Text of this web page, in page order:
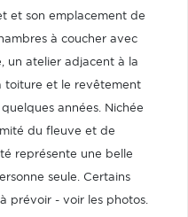
et son emplacement de
à coucher avec
un atelier adjacent à la
toiture et le revêtement
années. Nichée
du fleuve et de
représente une belle
seule. Certains
prévoir - voir les photos.